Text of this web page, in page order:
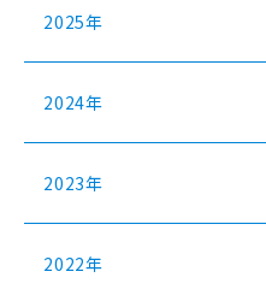
2025年
2024年
2023年
2022年